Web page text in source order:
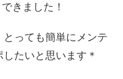
きました！
っても簡単にメンテ
たいと思います＊